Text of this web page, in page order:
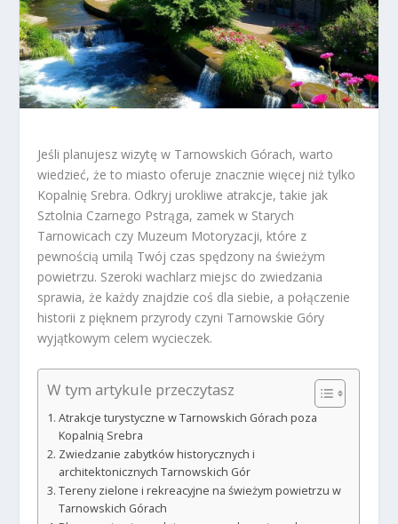
Jeśli planujesz wizytę w Tarnowskich Górach, warto
wiedzieć, że to miasto oferuje znacznie więcej niż tylko
Kopalnię Srebra. Odkryj urokliwe atrakcje, takie jak
Sztolnia Czarnego Pstrąga, zamek w Starych
Tarnowicach czy Muzeum Motoryzacji, które z
pewnością umilą Twój czas spędzony na świeżym
powietrzu. Szeroki wachlarz miejsc do zwiedzania
sprawia, że każdy znajdzie coś dla siebie, a połączenie
historii z pięknem przyrody czyni Tarnowskie Góry
wyjątkowym celem wycieczek.
W tym artykule przeczytasz
Atrakcje turystyczne w Tarnowskich Górach poza
Kopalnią Srebra
Zwiedzanie zabytków historycznych i
architektonicznych Tarnowskich Gór
Tereny zielone i rekreacyjne na świeżym powietrzu w
Tarnowskich Górach